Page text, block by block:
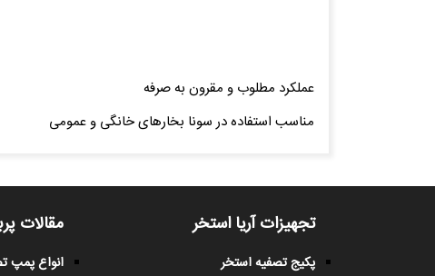
عملکرد مطلوب و مقرون به صرفه
مناسب استفاده در سونا بخارهای خانگی و عمومی
تجهیزات آریا استخر
پکیج تصفیه استخر
مقالات
انواع پمپ